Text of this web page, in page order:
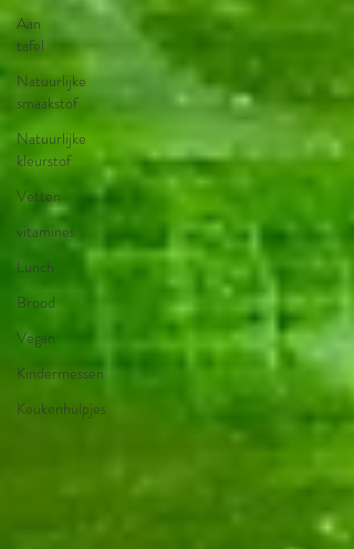
Aan
tafel
Natuurlijke
smaakstof
Natuurlijke
kleurstof
Vetten
vitamines
Lunch
Brood
Vegan
Kindermessen
Keukenhulpjes